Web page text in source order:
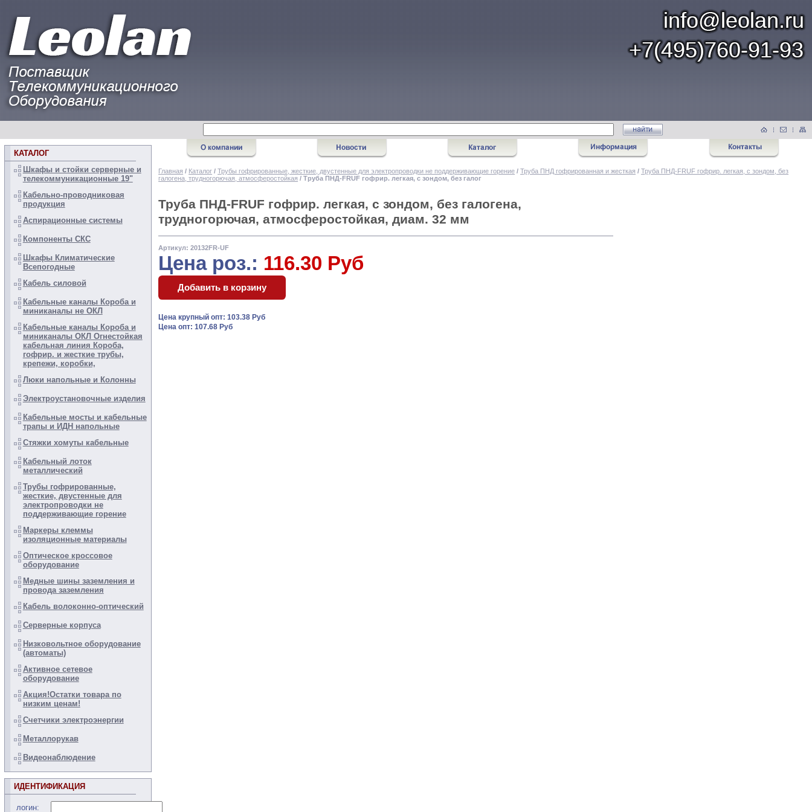
КАТАЛОГ
Шкафы и стойки серверные и
телекоммуникационные 19"
Кабельно-проводниковая
продукция
Аспирационные системы
Компоненты СКС
Шкафы Климатические
Всепогодные
Кабель силовой
Кабельные каналы Короба и
миниканалы не ОКЛ
Кабельные каналы Короба и
миниканалы ОКЛ Огнестойкая
кабельная линия Короба,
гофрир. и жесткие трубы,
крепежи, коробки,
Люки напольные и Колонны
Электроустановочные изделия
Кабельные мосты и кабельные
трапы и ИДН напольные
Стяжки хомуты кабельные
Кабельный лоток
металлический
Трубы гофрированные,
жесткие, двустенные для
электропроводки не
поддерживающие горение
Маркеры клеммы
изоляционные материалы
Оптическое кроссовое
оборудование
Медные шины заземления и
провода заземления
Кабель волоконно-оптический
Серверные корпуса
Низковольтное оборудование
(автоматы)
Активное сетевое
оборудование
Акция!Остатки товара по
низким ценам!
Счетчики электроэнергии
Металлорукав
Видеонаблюдение
ИДЕНТИФИКАЦИЯ
логин:
Главная / Каталог /Трубы гофрированные, жесткие, двустенные для электропроводки не поддерживающие горение /Труба ПНД гофрированная и жесткая /Труба ПНД-FRUF гофрир. легкая, с зондом, без
галогена, трудногорючая, атмосферостойкая / Труба ПНД-FRUF гофрир. легкая, с зондом, без галог
Труба ПНД-FRUF гофрир. легкая, с зондом, без галогена,
трудногорючая, атмосферостойкая, диам. 32 мм
Артикул: 20132FR-UF
Цена роз.: 116.30 Руб
Цена крупный опт: 103.38 Руб
Цена опт: 107.68 Руб